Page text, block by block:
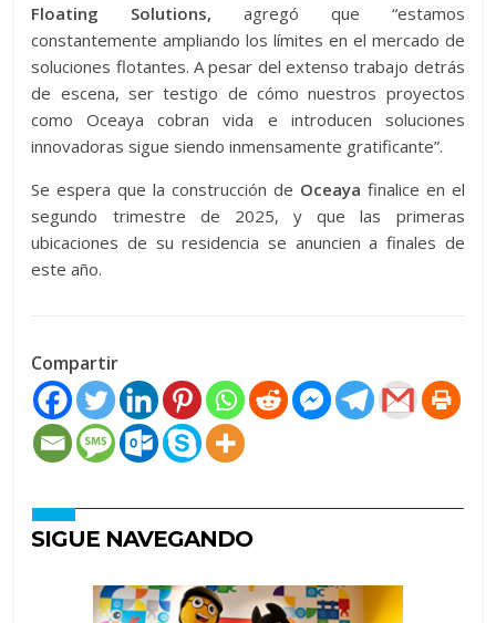
Floating Solutions, agregó que “estamos
constantemente ampliando los límites en el mercado de
soluciones flotantes. A pesar del extenso trabajo detrás
de escena, ser testigo de cómo nuestros proyectos
como Oceaya cobran vida e introducen soluciones
innovadoras sigue siendo inmensamente gratificante”.
Se espera que la construcción de Oceaya finalice en el
segundo trimestre de 2025, y que las primeras
ubicaciones de su residencia se anuncien a finales de
este año.
Compartir
SIGUE NAVEGANDO